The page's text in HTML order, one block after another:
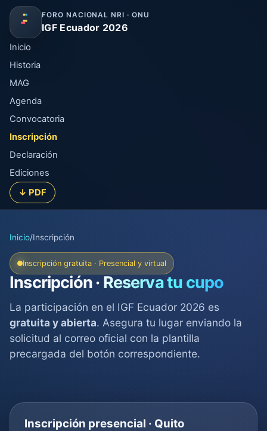
FORO NACIONAL NRI · ONU
IGF Ecuador 2026
Inicio
Historia
MAG
Agenda
Convocatoria
Inscripción
Declaración
Ediciones
↓ PDF
Inicio/Inscripción
Inscripción gratuita · Presencial y virtual
Inscripción · Reserva tu cupo
La participación en el IGF Ecuador 2026 es
gratuita y abierta. Asegura tu lugar enviando la
solicitud al correo oficial con la plantilla
precargada del botón correspondiente.
Inscripción presencial · Quito